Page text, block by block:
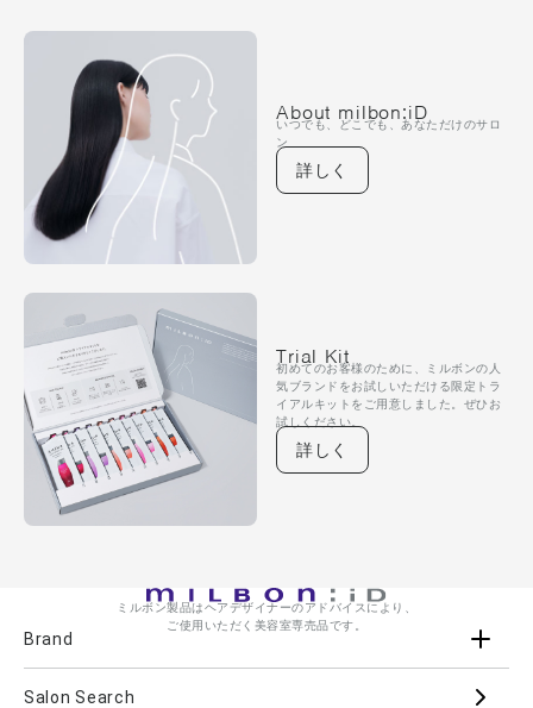
About milbon:iD
いつでも、どこでも、あなただけのサロ
ン
詳しく
Trial Kit
初めてのお客様のために、ミルボンの人
気ブランドをお試しいただける限定トラ
イアルキットをご用意しました。ぜひお
試しください。
詳しく
ミルボン製品はヘアデザイナーのアドバイスにより、
ご使用いただく美容室専売品です。
Brand
Salon Search